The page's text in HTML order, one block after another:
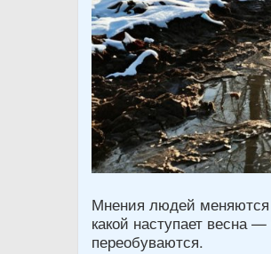
Мнения людей меняются
какой наступает весна
переобуваются.